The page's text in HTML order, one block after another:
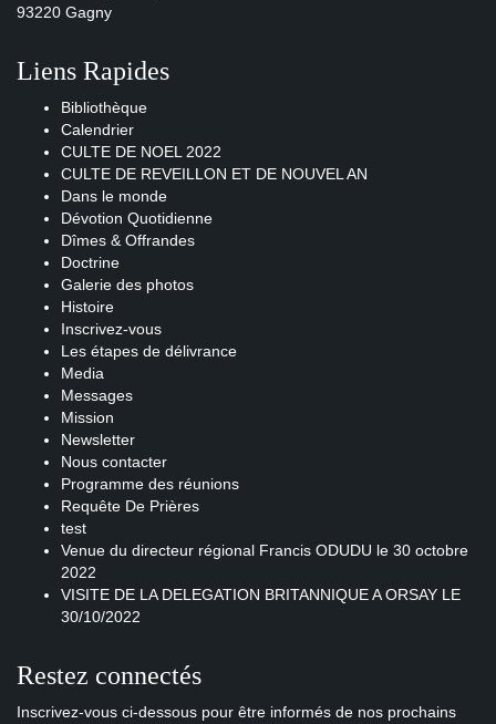
93220 Gagny
Liens Rapides
Bibliothèque
Calendrier
CULTE DE NOEL 2022
CULTE DE REVEILLON ET DE NOUVEL AN
Dans le monde
Dévotion Quotidienne
Dîmes & Offrandes
Doctrine
Galerie des photos
Histoire
Inscrivez-vous
Les étapes de délivrance
Media
Messages
Mission
Newsletter
Nous contacter
Programme des réunions
Requête De Prières
test
Venue du directeur régional Francis ODUDU le 30 octobre
2022
VISITE DE LA DELEGATION BRITANNIQUE A ORSAY LE
30/10/2022
Restez connectés
Inscrivez-vous ci-dessous pour être informés de nos prochains